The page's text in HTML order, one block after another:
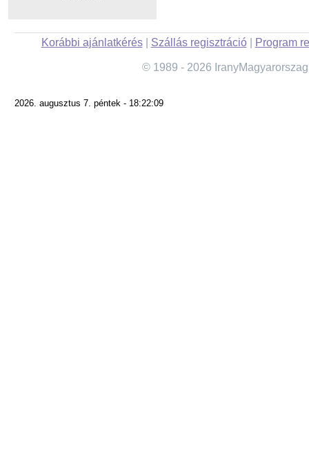
Korábbi ajánlatkérés| Szállás regisztráció| Program
© 1989 - 2026
2026. augusztus 7. péntek - 18:22:09